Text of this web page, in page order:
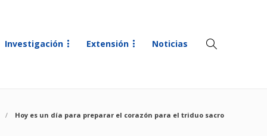
Investigación Extensión Noticias
Hoy es un día para preparar el corazón para el triduo sacro